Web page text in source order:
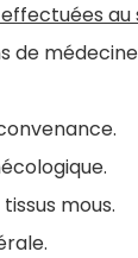
au
de
mous.